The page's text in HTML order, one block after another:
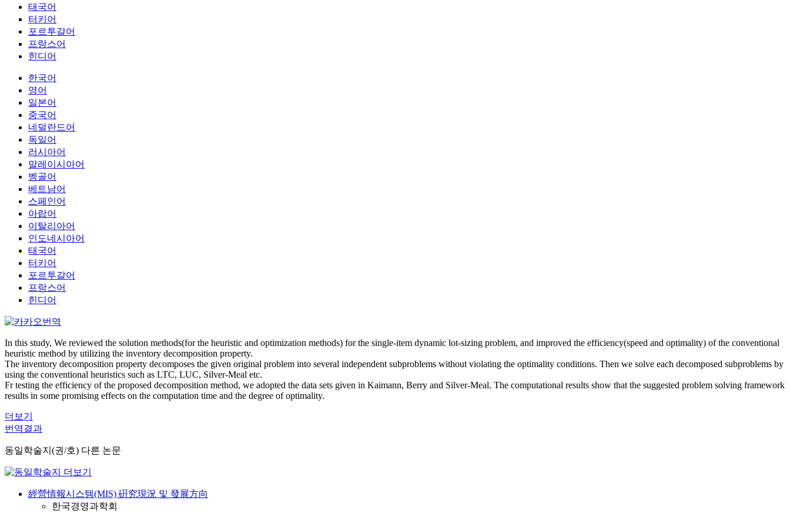
태국어
터키어
포르투갈어
프랑스어
힌디어
한국어
영어
일본어
중국어
네덜란드어
독일어
러시아어
말레이시아어
벵골어
베트남어
스페인어
아랍어
이탈리아어
인도네시아어
태국어
터키어
포르투갈어
프랑스어
힌디어
In this study, We reviewed the solution methods(for the heuristic and optimization methods) for the single-item dynamic lot-sizing problem, and improved the efficiency(speed and optimality) of the conventional
heuristic method by utilizing the inventory decomposition property.
The inventory decomposition property decomposes the given original problem into several independent subproblems without violating the optimality conditions. Then we solve each decomposed subproblems by
using the conventional heuristics such as LTC, LUC, Silver-Meal etc.
Fr testing the efficiency of the proposed decomposition method, we adopted the data sets given in Kaimann, Berry and Silver-Meal. The computational results show that the suggested problem solving framework
results in some promising effects on the computation time and the degree of optimality.
더보기
번역결과
동일학술지(권/호) 다른 논문
經營情報시스템(MIS) 硏究現況 및 發展方向
한국경영과학회